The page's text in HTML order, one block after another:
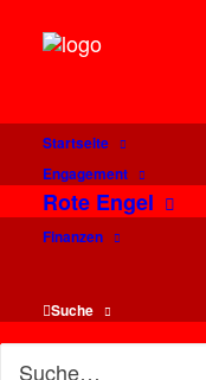
Startseite
Engagement
Rote Engel
Finanzen
Suche